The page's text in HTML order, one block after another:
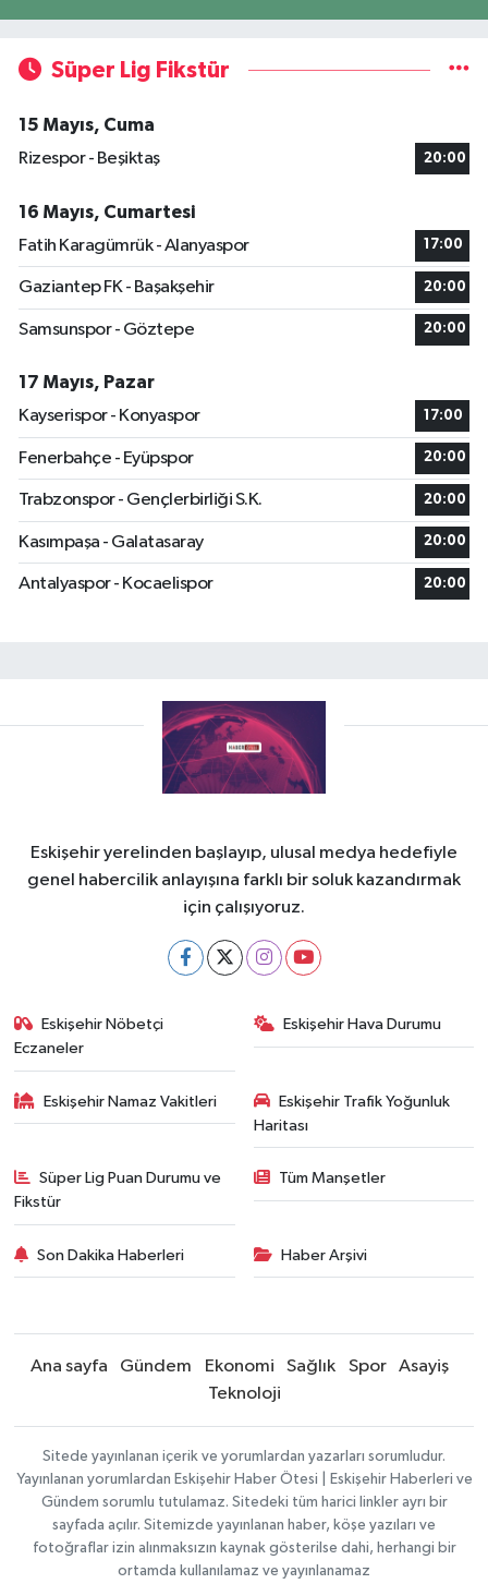
Süper Lig Fikstür
15 Mayıs, Cuma
Rizespor - Beşiktaş
20:00
16 Mayıs, Cumartesi
Fatih Karagümrük - Alanyaspor
17:00
Gaziantep FK - Başakşehir 20:00
Samsunspor - Göztepe 20:00
17 Mayıs, Pazar
Kayserispor - Konyaspor
17:00
Fenerbahçe - Eyüpspor 20:00
Trabzonspor - Gençlerbirliği S.K. 20:00
Kasımpaşa - Galatasaray 20:00
Antalyaspor - Kocaelispor 20:00
Eskişehir yerelinden başlayıp, ulusal medya hedefiyle
genel habercilik anlayışına farklı bir soluk kazandırmak
için çalışıyoruz.
Eskişehir Nöbetçi
Eczaneler
Eskişehir Hava Durumu
Eskişehir Namaz Vakitleri
Eskişehir Trafik Yoğunluk
Haritası
Süper Lig Puan Durumu ve
Fikstür
Tüm Manşetler
Son Dakika Haberleri Haber Arşivi
Ana sayfa Gündem Ekonomi Sağlık Spor
Asayiş
Teknoloji
Sitede yayınlanan içerik ve yorumlardan yazarları sorumludur.
Yayınlanan yorumlardan Eskişehir Haber Ötesi | Eskişehir Haberleri ve
Gündem sorumlu tutulamaz. Sitedeki tüm harici linkler ayrı bir
sayfada açılır. Sitemizde yayınlanan haber, köşe yazıları ve
fotoğraflar izin alınmaksızın kaynak gösterilse dahi, herhangi bir
ortamda kullanılamaz ve yayınlanamaz